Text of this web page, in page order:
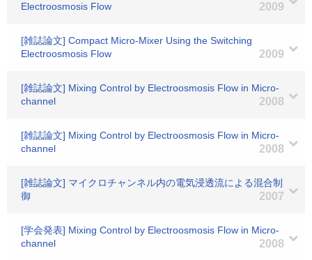
Electroosmosis Flow
2009
[雑誌論文] Compact Micro-Mixer Using the Switching
Electroosmosis Flow
2009
[雑誌論文] Mixing Control by Electroosmosis Flow in Micro-
channel
2008
[雑誌論文] Mixing Control by Electroosmosis Flow in Micro-
channel
2008
[雑誌論文] マイクロチャンネル内の電気浸透流による混合制
御
2007
[学会発表] Mixing Control by Electroosmosis Flow in Micro-
channel
2008